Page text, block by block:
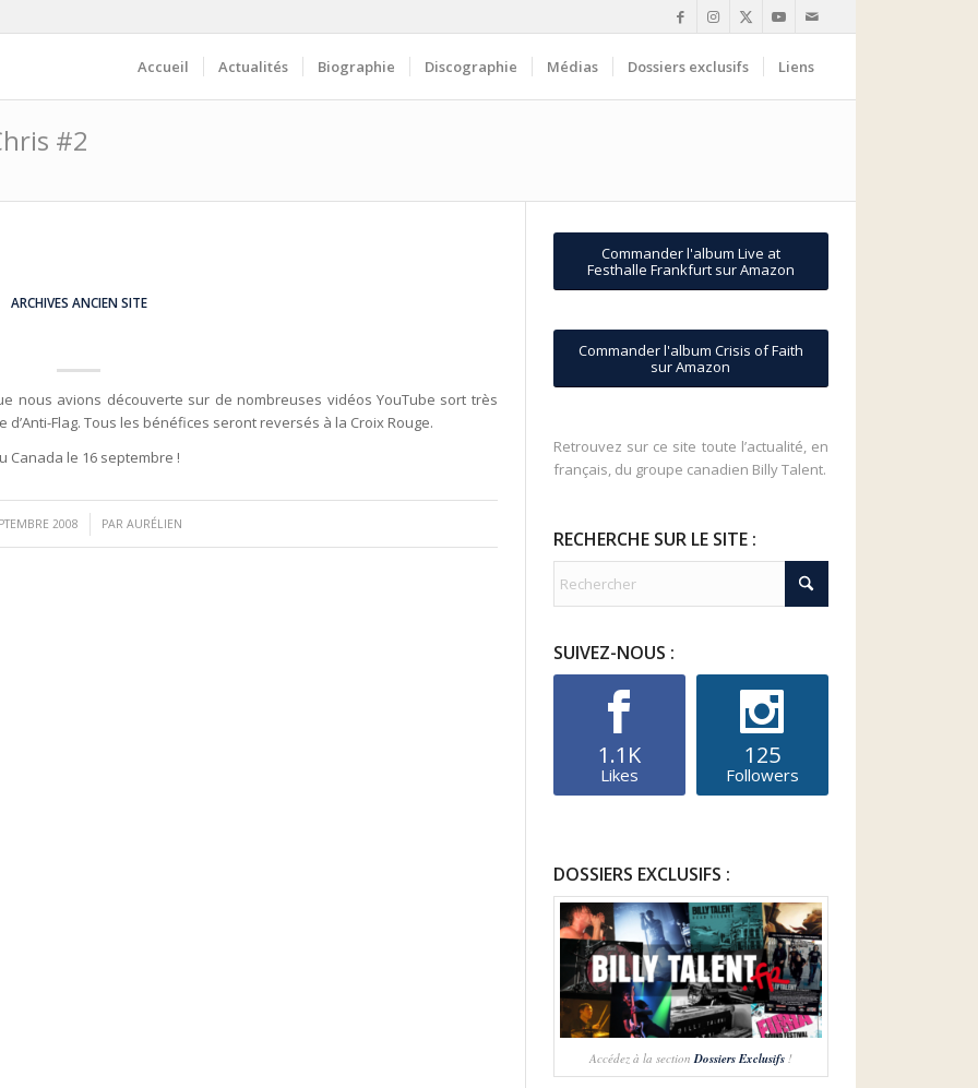
Accueil Actualités Biographie Discographie Médias Dossiers exclusifs Liens
#2
ARCHIVES ANCIEN SITE
nous avions découverte sur de nombreuses vidéos YouTube sort très
Flag. Tous les bénéfices seront reversés à la Croix Rouge.
Canada le 16 septembre !
2008
/ PARAURÉLIEN
Commander l'album Live at
Festhalle Frankfurt sur Amazon
Commander l'album Crisis of Faith
sur Amazon
Retrouvez sur ce site toute l’actualité, en
français, du groupe canadien Billy Talent.
RECHERCHE SUR LE SITE :
SUIVEZ-NOUS :
1.1K
Likes
125
Followers
DOSSIERS EXCLUSIFS :
Accédez à la sectionDossiers Exclusifs!